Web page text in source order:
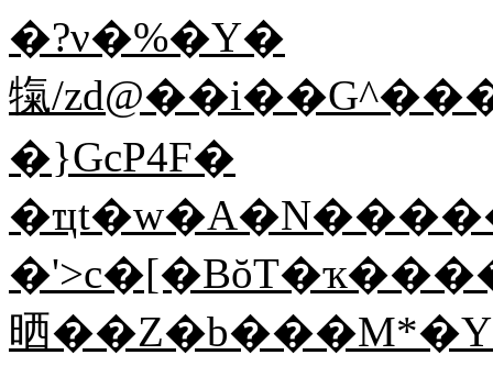
�?ν�%�Y�
犔/
�}GcP4F�
晒